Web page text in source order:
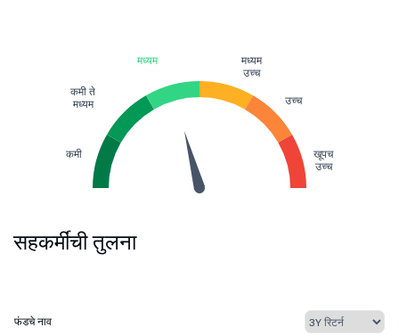
कमी
कमी ते
मध्यम
मध्यम
मध्यम
उच्च
उच्च
खूपच
उच्च
सहकर्मींची तुलना
फंडचे नाव